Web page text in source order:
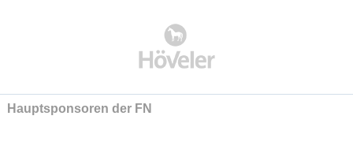
Hauptsponsoren der FN